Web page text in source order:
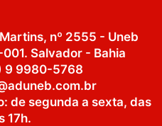
nº 2555 - Uneb
Salvador - Bahia
9 9980-5768
de segunda a sexta, das
17h.